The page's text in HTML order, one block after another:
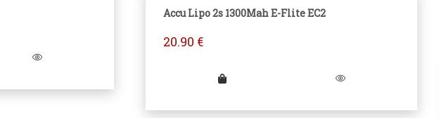
Accu Lipo 2s 1300Mah E-Flite EC2
20.90 €